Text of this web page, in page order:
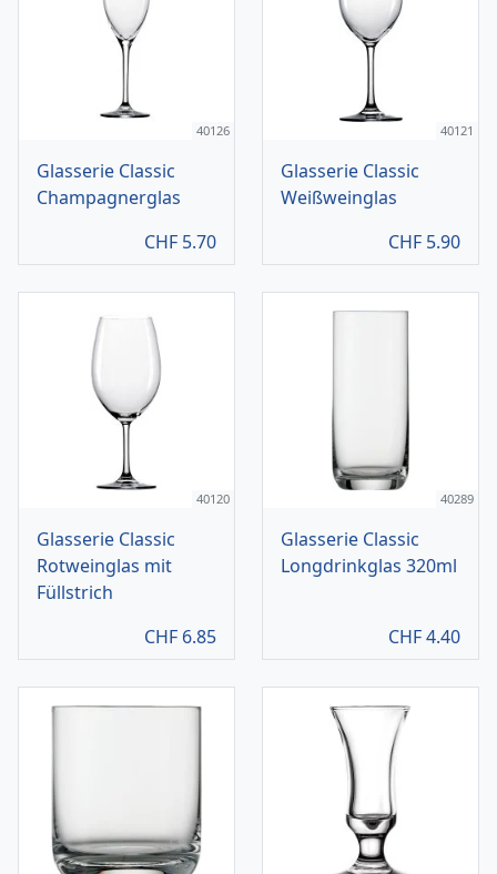
40126
Glasserie Classic
Champagnerglas
CHF 5.70
40121
Glasserie Classic
Weißweinglas
CHF 5.90
40120
Glasserie Classic
Rotweinglas mit
Füllstrich
CHF 6.85
40289
Glasserie Classic
Longdrinkglas 320ml
CHF4.40